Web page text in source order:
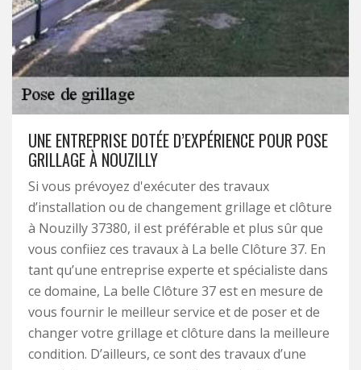
UNE ENTREPRISE DOTÉE D’EXPÉRIENCE POUR POSE
GRILLAGE À NOUZILLY
Si vous prévoyez d'exécuter des travaux
d’installation ou de changement grillage et clôture
à Nouzilly 37380, il est préférable et plus sûr que
vous confiiez ces travaux à La belle Clôture 37. En
tant qu’une entreprise experte et spécialiste dans
ce domaine, La belle Clôture 37 est en mesure de
vous fournir le meilleur service et de poser et de
changer votre grillage et clôture dans la meilleure
condition. D’ailleurs, ce sont des travaux d’une